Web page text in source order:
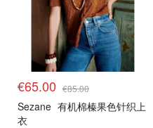
€65.00 €85.00
Sezane 有机棉榛果色针织上
衣